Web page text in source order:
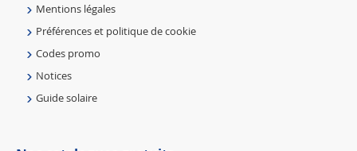
Mentions légales
Préférences et politique de cookie
Codes promo
Notices
Guide solaire